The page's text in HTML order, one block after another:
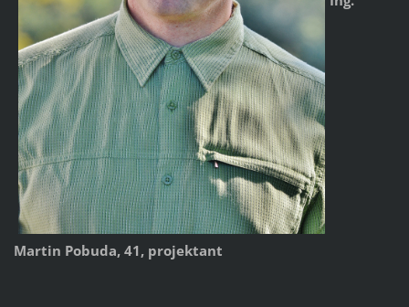
Martin Pobuda, 41, projektant